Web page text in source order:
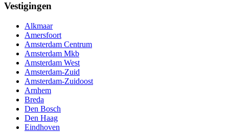
Vestigingen
Alkmaar
Amersfoort
Amsterdam Centrum
Amsterdam Mkb
Amsterdam West
Amsterdam-Zuid
Amsterdam-Zuidoost
Arnhem
Breda
Den Bosch
Den Haag
Eindhoven